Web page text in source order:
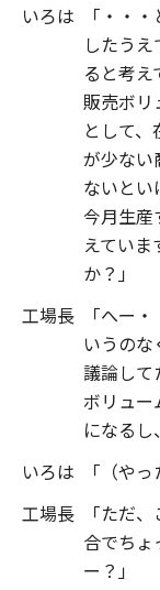
いろは
「・・
したう
ると考
販売ボ
として
が少ない
ないとい
今月生産
えていま
か？」
工場長
「へー
いうの
議論して
ボリュー
になるし
いろは
「（や
工場長
「ただ
合でちょ
ー？」